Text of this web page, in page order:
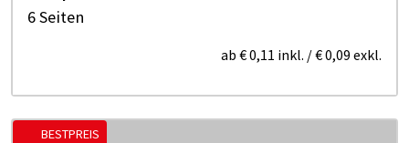
6 Seiten
ab € 0,11 inkl. /€ 0,09 exkl.
BESTPREIS